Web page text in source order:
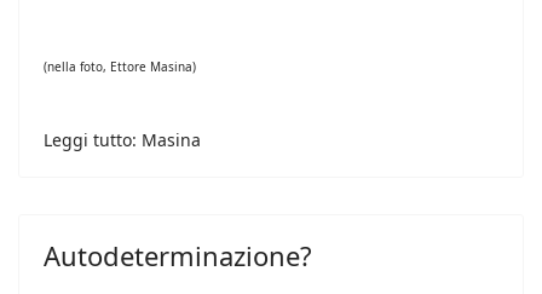
(nella foto, Ettore Masina)
Leggi tutto: Masina
Autodeterminazione?